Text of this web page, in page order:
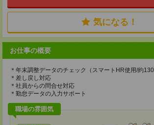
気になる！
お仕事の概要
＊年末調整データのチェック（スマートHR使用/約130
＊差し戻し対応
＊社員からの問合せ対応
＊勤怠データの入力サポート
職場の雰囲気